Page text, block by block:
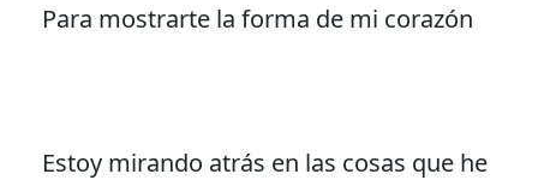
Para mostrarte la forma de mi corazón
Estoy mirando atrás en las cosas que he